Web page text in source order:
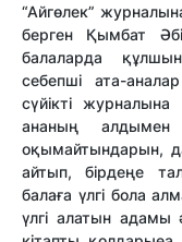
“Айгөлек”
берген Қымбат
балаларда
себепші ата-
сүйікті журналына
ананың
оқымайтындарын,
айтып, бірдеңе
балаға үлгі бола
үлгі алатын адамы